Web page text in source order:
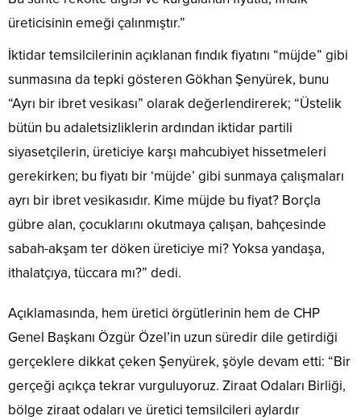
üreticisinin emeği çalınmıştır.”
İktidar temsilcilerinin açıklanan fındık fiyatını “müjde” gibi
sunmasına da tepki gösteren Gökhan Şenyürek, bunu
“Ayrı bir ibret vesikası” olarak değerlendirerek; “Üstelik
bütün bu adaletsizliklerin ardından iktidar partili
siyasetçilerin, üreticiye karşı mahcubiyet hissetmeleri
gerekirken; bu fiyatı bir ‘müjde’ gibi sunmaya çalışmaları
ayrı bir ibret vesikasıdır. Kime müjde bu fiyat? Borçla
gübre alan, çocuklarını okutmaya çalışan, bahçesinde
sabah-akşam ter döken üreticiye mi? Yoksa yandaşa,
ithalatçıya, tüccara mı?” dedi.
Açıklamasında, hem üretici örgütlerinin hem de CHP
Genel Başkanı Özgür Özel’in uzun süredir dile getirdiği
gerçeklere dikkat çeken Şenyürek, şöyle devam etti: “Bir
gerçeği açıkça tekrar vurguluyoruz. Ziraat Odaları Birliği,
bölge ziraat odaları ve üretici temsilcileri aylardır